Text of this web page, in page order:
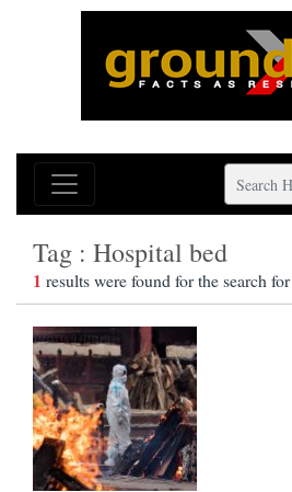
Tag : Hospital bed
1 results were found for the search for